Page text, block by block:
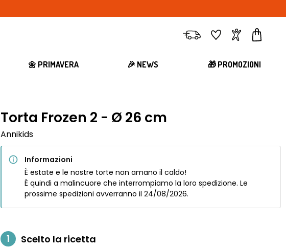
ConsegnaPreferitiAccount
🌼 PRIMAVERA 🎉 NEWS 🎁 PROMOZIONI
Torta Frozen 2 - Ø 26 cm
Annikids
Informazioni
È estate e le nostre torte non amano il caldo!
È quindi a malincuore che interrompiamo la loro spedizione. Le
prossime spedizioni avverranno il 24/08/2026.
1 Scelto la ricetta